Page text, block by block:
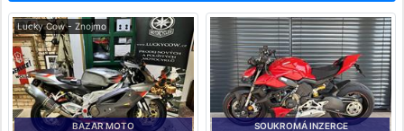
Lucky Cow - Znojmo
BAZAR MOTO SOUKROMÁ INZERCE